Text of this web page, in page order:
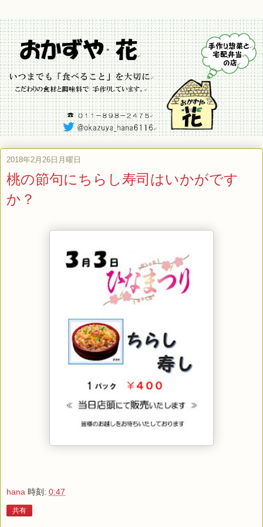
2018年2月26日月曜日
桃の節句にちらし寿司はいかがです
か？
hana 時刻: 0:47
共有